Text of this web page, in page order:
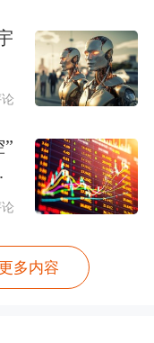
别是在上交
。中金所
是沪深300指
现金交割。
多内容